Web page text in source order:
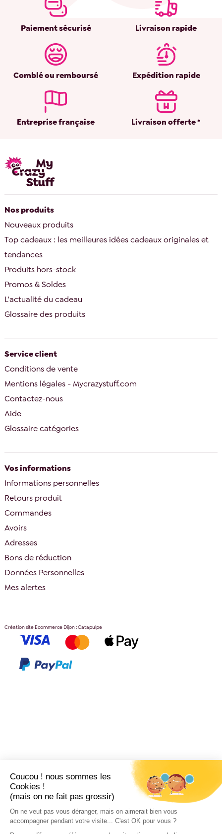
Coucou ! nous sommes les
Cookies !
(mais on ne fait pas grossir)
On ne veut pas vous déranger, mais on aimerait bien vous
accompagner pendant votre visite... C'est OK pour vous ?
Paiement sécurisé Livraison rapide
Comblé ou remboursé Expédition rapide
Entreprise française Livraison offerte *
Nos produits
Nouveaux produits
Top cadeaux : les meilleures idées cadeaux originales et
tendances
Produits hors-stock
Promos & Soldes
L'actualité du cadeau
Glossaire des produits
Service client
Conditions de vente
Mentions légales - Mycrazystuff.com
Contactez-nous
Aide
Glossaire catégories
Vos informations
Informations personnelles
Retours produit
Commandes
Avoirs
Adresses
Bons de réduction
Données Personnelles
Mes alertes
Création site Ecommerce Dijon : Catapulpe